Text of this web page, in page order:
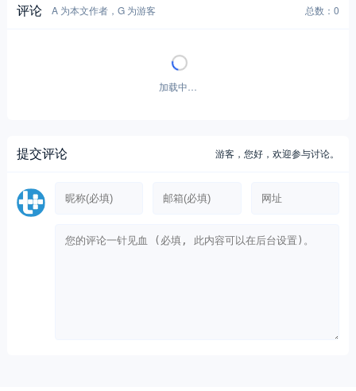
评论 A 为本文作者，G 为游客 总数：0
加载中…
提交评论 游客，您好，欢迎参与讨论。